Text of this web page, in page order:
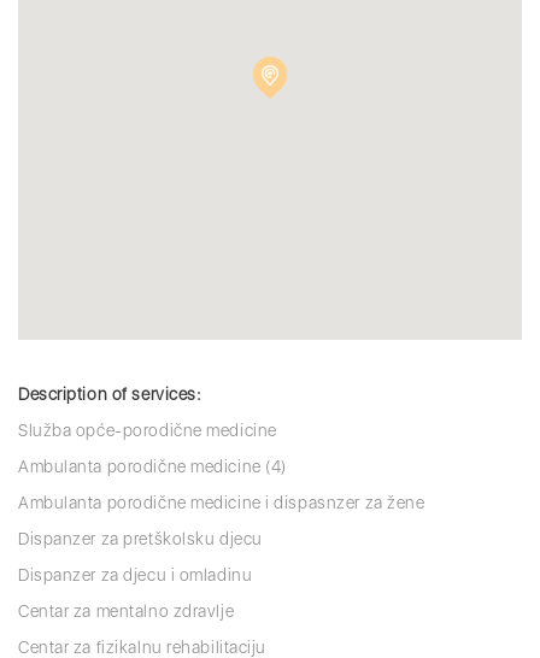
Description of services:
Služba opće-porodične medicine
Ambulanta porodične medicine (4)
Ambulanta porodične medicine i dispasnzer za žene
Dispanzer za pretškolsku djecu
Dispanzer za djecu i omladinu
Centar za mentalno zdravlje
Centar za fizikalnu rehabilitaciju